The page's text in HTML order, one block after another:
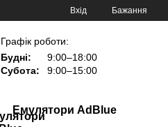
Вхід Бажання
Графік роботи:
Будні:
9:00–18:00
Субота:
9:00–15:00
Емулятори AdBlue